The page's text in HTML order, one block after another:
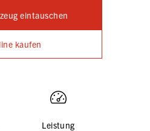
eintauschen
kaufen
Leistung